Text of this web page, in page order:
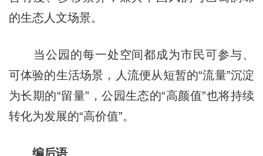
的生态人文场景。
当公园的每一处空间都成为市民可参与、
可体验的生活场景，人流便从短暂的“流量”沉淀
为长期的“留量”，公园生态的“高颜值”也将持续
转化为发展的“高价值”。
编后语